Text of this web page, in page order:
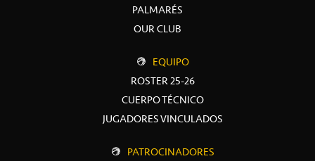
PALMARÉS
OUR CLUB
EQUIPO
ROSTER 25-26
CUERPO TÉCNICO
JUGADORES VINCULADOS
PATROCINADORES